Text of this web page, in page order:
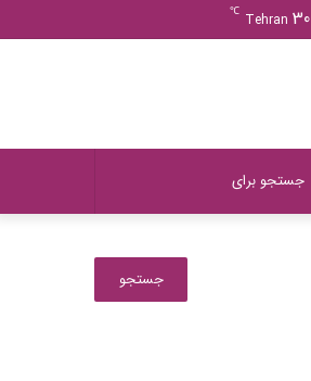
Tehran 30
℃